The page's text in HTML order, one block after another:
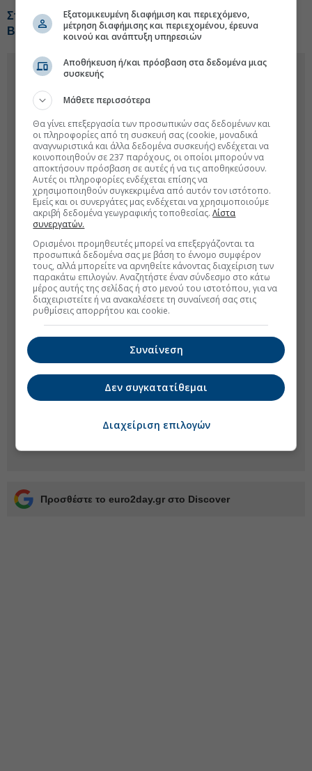
Στα σκαριά νέο growth fund από την Kos
Biotechnology Partners
Προσθέστε το euro2day.gr στο Discover
Εξατομικευμένη διαφήμιση και περιεχόμενο,
μέτρηση διαφήμισης και περιεχομένου, έρευνα
κοινού και ανάπτυξη υπηρεσιών
Αποθήκευση ή/και πρόσβαση στα δεδομένα μιας
συσκευής
Μάθετε περισσότερα
Θα γίνει επεξεργασία των προσωπικών σας δεδομένων και
οι πληροφορίες από τη συσκευή σας (cookie, μοναδικά
αναγνωριστικά και άλλα δεδομένα συσκευής) ενδέχεται να
κοινοποιηθούν σε 237 παρόχους, οι οποίοι μπορούν να
αποκτήσουν πρόσβαση σε αυτές ή να τις αποθηκεύσουν.
Αυτές οι πληροφορίες ενδέχεται επίσης να
χρησιμοποιηθούν συγκεκριμένα από αυτόν τον ιστότοπο.
Εμείς και οι συνεργάτες μας ενδέχεται να χρησιμοποιούμε
ακριβή δεδομένα γεωγραφικής τοποθεσίας.Λίστα
συνεργατών.
Ορισμένοι προμηθευτές μπορεί να επεξεργάζονται τα
προσωπικά δεδομένα σας με βάση το έννομο συμφέρον
τους, αλλά μπορείτε να αρνηθείτε κάνοντας διαχείριση των
παρακάτω επιλογών. Αναζητήστε έναν σύνδεσμο στο κάτω
μέρος αυτής της σελίδας ή στο μενού του ιστοτόπου, για να
διαχειριστείτε ή να ανακαλέσετε τη συναίνεσή σας στις
ρυθμίσεις απορρήτου και cookie.
Συναίνεση
Δεν συγκατατίθεμαι
Διαχείριση επιλογών